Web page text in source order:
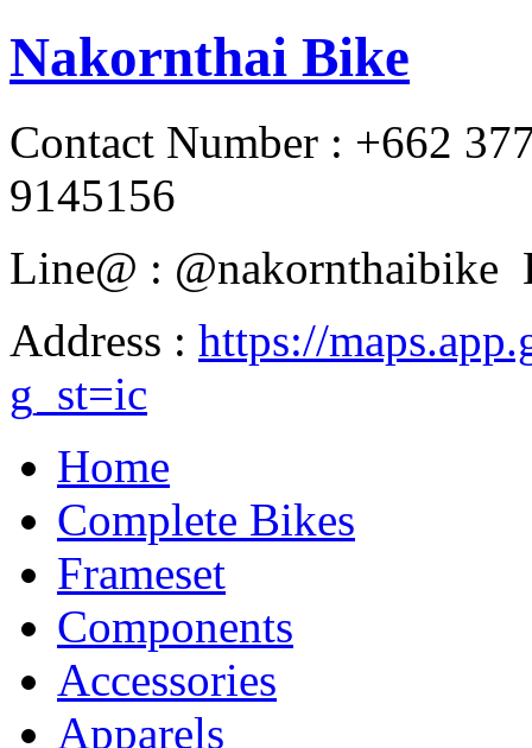
Nakornthai Bike
Contact Number : +662
9145156
Line@ :
Address : https://
g_st=ic
Home
Complete Bikes
Frameset
Components
Accessories
Apparels